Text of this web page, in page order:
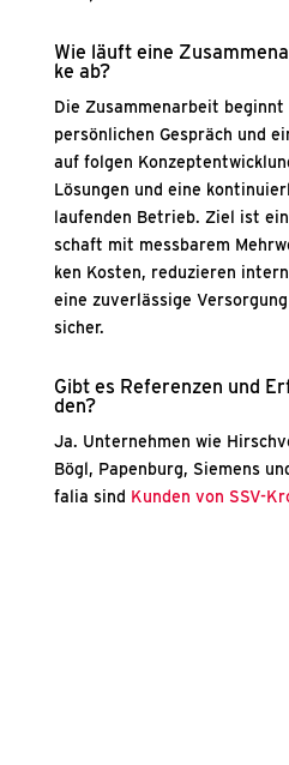
Wie läuft eine
ke ab?
Die Zusam­men­ar­beit
per­sön­li­chen Gespräch und
auf fol­gen
Lösun­gen und eine
lau­fen­den Betrieb. Ziel ist
schaft mit mess­ba­rem
ken Kos­ten, redu­zie­ren
eine zuver­läs­si­ge
sicher.
Gibt es Refe­ren­zen und
den?
Ja. Unter­neh­men wie
Bögl, Papen­burg, Sie­mens
fa­lia sind Kun­den von SSV-